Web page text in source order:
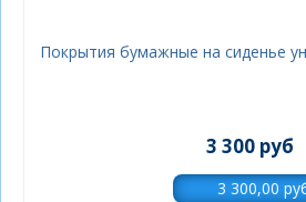
Покрытия бумажные на сиденье
3 300 руб